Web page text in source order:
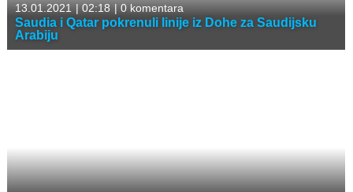
13.01.2021 |02:18 |0 komentara
Saudia i Qatar pokrenuli linije iz Dohe za Saudijsku
Arabiju